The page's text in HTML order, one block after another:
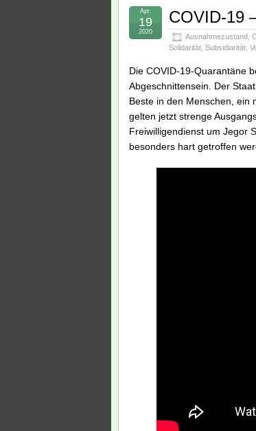
COVID-19
Ausnahmezustand
Solidarität Subsidiarität
Apr.
19
2020
Die COVID-19-Quarantäne
Abgeschnittensein. Der
Beste in den Menschen, ein
gelten jetzt strenge
Freiwilligendienst um Jegor
besonders hart getroffen